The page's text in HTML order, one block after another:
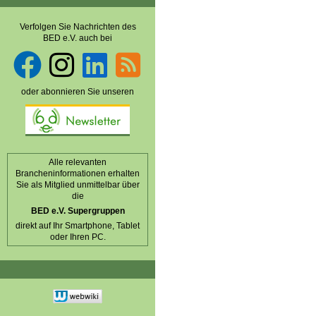
Verfolgen Sie Nachrichten des
BED e.V. auch bei
oder abonnieren Sie unseren
Alle relevanten
Brancheninformationen erhalten
Sie als Mitglied unmittelbar über
die
BED e.V. Supergruppen
direkt auf Ihr Smartphone, Tablet
oder Ihren PC.